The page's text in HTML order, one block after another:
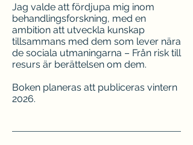
Jag valde att fördjupa mig inom
behandlingsforskning, med en
ambition att utveckla kunskap
tillsammans med dem som lever nära
de sociala utmaningarna – Från risk till
resurs är berättelsen om dem.
Boken planeras att publiceras vintern
2026.